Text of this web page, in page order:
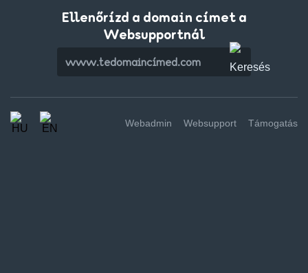
Ellenőrízd a domain címet a
Websupportnál
Webadmin Websupport Támogatás